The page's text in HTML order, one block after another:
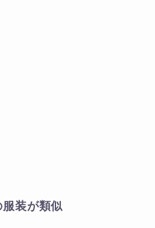
装が類似